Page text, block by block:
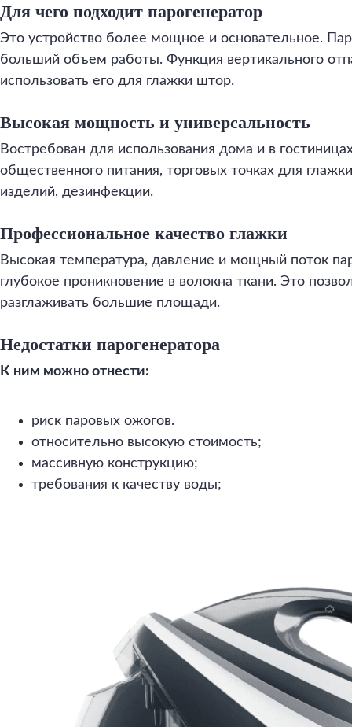
Для чего подходит парогенератор
Это устройство более мощное и основательное.
больший объем работы. Функция вертикального
использовать его для глажки штор.
Высокая мощность и универсальность
Востребован для использования дома и в
общественного питания, торговых точках для
изделий, дезинфекции.
Профессиональное качество глажки
Высокая температура, давление и мощный поток
глубокое проникновение в волокна ткани. Это
разглаживать большие площади.
Недостатки парогенератора
К ним можно отнести:
риск паровых ожогов.
относительно высокую стоимость;
массивную конструкцию;
требования к качеству воды;